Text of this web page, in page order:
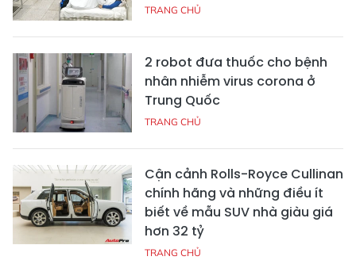
TRANG CHỦ
2 robot đưa thuốc cho bệnh
nhân nhiễm virus corona ở
Trung Quốc
TRANG CHỦ
Cận cảnh Rolls-Royce Cullinan
chính hãng và những điều ít
biết về mẫu SUV nhà giàu giá
hơn 32 tỷ
TRANG CHỦ